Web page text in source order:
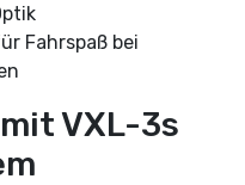
Fahrspaß bei
VXL-3s